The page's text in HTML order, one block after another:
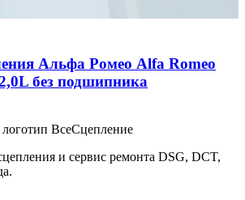
Альфа Ромео Alfa Romeo
без подшипника
ВсеСцепление
и сервис ремонта DSG, DCT,